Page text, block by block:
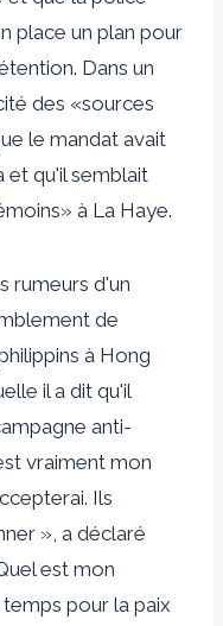
place un plan pour
Dans un
des «sources
le mandat avait
et qu'il semblait
à La Haye.
rumeurs d'un
de
à Hong
il a dit qu'il
anti-
vraiment mon
Ils
», a déclaré
est mon
pour la paix